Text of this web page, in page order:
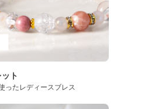
ト
ったレディースブレス